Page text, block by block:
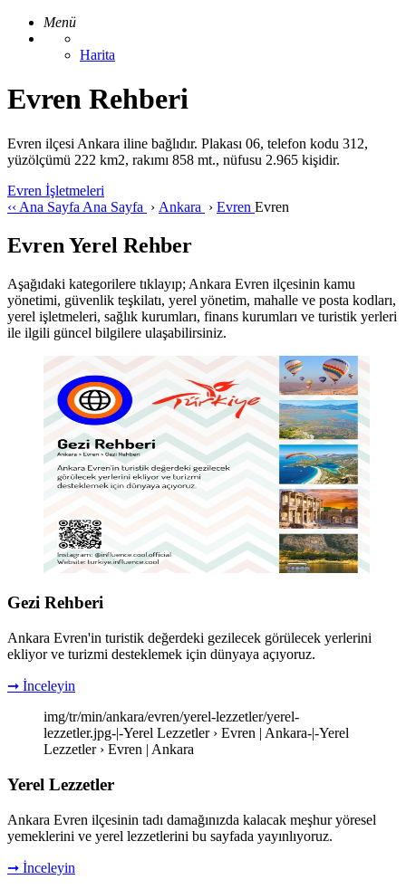
Menü
Harita
Evren Rehberi
Evren ilçesi Ankara iline bağlıdır. Plakası 06, telefon kodu 312,
yüzölçümü 222 km2, rakımı 858 mt., nüfusu 2.965 kişidir.
Evren İşletmeleri
‹‹ Ana Sayfa Ana Sayfa › Ankara › Evren Evren
Evren Yerel Rehber
Aşağıdaki kategorilere tıklayıp; Ankara Evren ilçesinin kamu
yönetimi, güvenlik teşkilatı, yerel yönetim, mahalle ve posta kodları,
yerel işletmeleri, sağlık kurumları, finans kurumları ve turistik yerleri
ile ilgili güncel bilgilere ulaşabilirsiniz.
Gezi Rehberi
Ankara Evren'in turistik değerdeki gezilecek görülecek yerlerini
ekliyor ve turizmi desteklemek için dünyaya açıyoruz.
➞ İnceleyin
img/tr/min/ankara/evren/yerel-lezzetler/yerel-
lezzetler.jpg-|-Yerel Lezzetler › Evren | Ankara-|-Yerel
Lezzetler › Evren | Ankara
Yerel Lezzetler
Ankara Evren ilçesinin tadı damağınızda kalacak meşhur yöresel
yemeklerini ve yerel lezzetlerini bu sayfada yayınlıyoruz.
➞ İnceleyin